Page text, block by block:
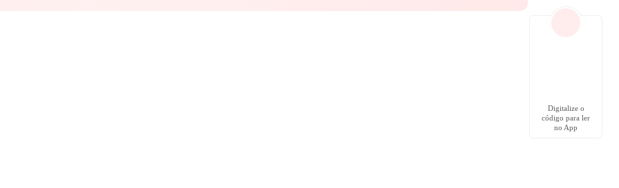
Digitalize o
código para ler
no App